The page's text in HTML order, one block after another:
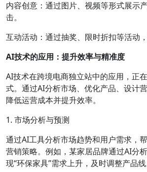
内容创意：通过图片、视频等形式展示
击。
互动活动：通过抽奖、限时折扣等活动
AI技术的应用：提升效率与精准度
AI技术在跨境电商独立站中的应用，正
式。通过AI分析市场、优化产品、设计
降低运营成本并提升效率。
1. 市场分析与预测
通过AI工具分析市场趋势和用户需求，
营销策略。例如，某家居品牌通过AI分
现“环保家具”需求上升，及时调整产品线